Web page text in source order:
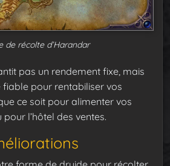
de récolte d’Harandar
pas un rendement fixe, mais
pour rentabiliser vos
ce soit pour alimenter vos
l’hôtel des ventes.